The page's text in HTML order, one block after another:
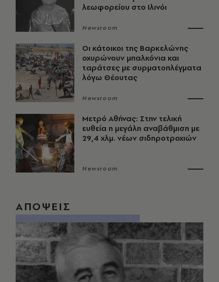
λεωφορείου στο Ιλινόι
Newsroom
Οι κάτοικοι της Βαρκελώνης
οχυρώνουν μπαλκόνια και
ταράτσες με συρματοπλέγματα
λόγω Θέουτας
Newsroom
Μετρό Αθήνας: Στην τελική
ευθεία η μεγάλη αναβάθμιση με
29,4 χλμ. νέων σιδηροτροχιών
Newsroom
ΑΠΟΨΕΙΣ